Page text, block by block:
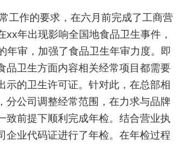
工作的要求，在六月前完成了工商营
xx年出现影响全国地食品卫生事件，
年审，加强了食品卫生年审力度。即
品卫生方面内容相关经常项目都需要
示的卫生许可证。针对此，在总部相
分公司调整经常范围，在力求与品牌
致前提下顺利完成年检。结合营业执
企业代码证进行了年检。在年检过程